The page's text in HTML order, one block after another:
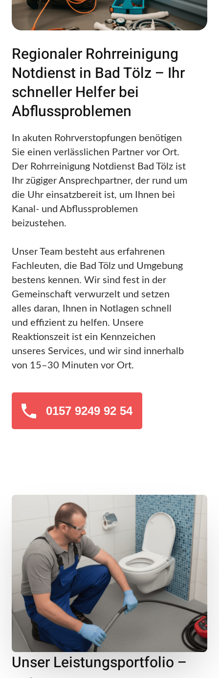
Regionaler Rohrreinigung
Notdienst in Bad Tölz – Ihr
schneller Helfer bei
Abflussproblemen
In akuten Rohrverstopfungen benötigen
Sie einen verlässlichen Partner vor Ort.
Der Rohrreinigung Notdienst Bad Tölz ist
Ihr zügiger Ansprechpartner, der rund um
die Uhr einsatzbereit ist, um Ihnen bei
Kanal- und Abflussproblemen
beizustehen.
Unser Team besteht aus erfahrenen
Fachleuten, die Bad Tölz und Umgebung
bestens kennen. Wir sind fest in der
Gemeinschaft verwurzelt und setzen
alles daran, Ihnen in Notlagen schnell
und effizient zu helfen. Unsere
Reaktionszeit ist ein Kennzeichen
unseres Services, und wir sind innerhalb
von 15–30 Minuten vor Ort.
0157 9249 92 54
Unser Leistungsportfolio –